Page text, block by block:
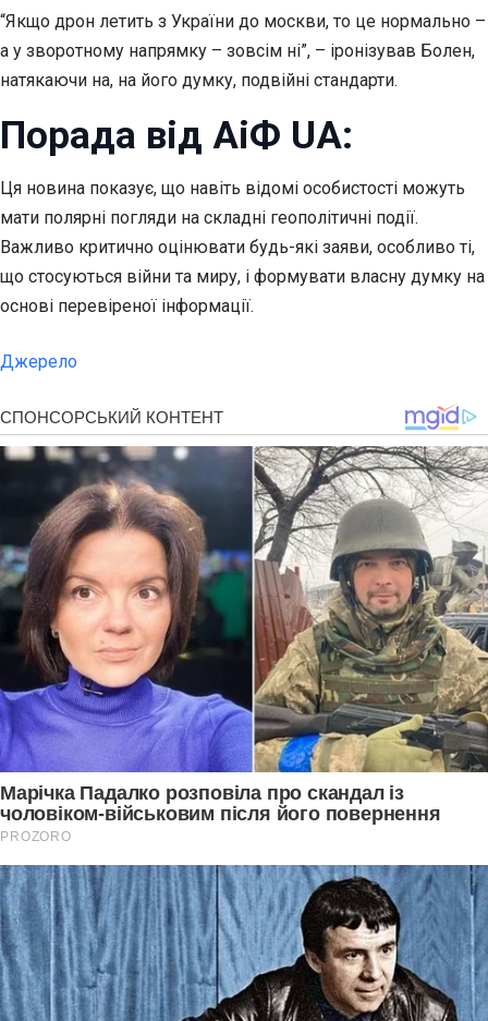
“Якщо дрон летить з України до москви, то це нормально –
а у зворотному напрямку – зовсім ні”, – іронізував Болен,
натякаючи на, на його думку, подвійні стандарти.
Порада від АіФ UA:
Ця новина показує, що навіть відомі особистості можуть
мати полярні погляди на складні геополітичні події.
Важливо критично оцінювати будь-які заяви, особливо ті,
що стосуються війни та миру, і формувати власну думку на
основі перевіреної інформації.
Джерело